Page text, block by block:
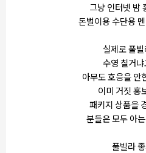
그냥 인터넷 밤
돈벌이용 수단용
실제로 풀
수영 칠거
아무도 호응을 안
이미 거짓 홍
패키지 상품을
분들은 모두 아
풀빌라